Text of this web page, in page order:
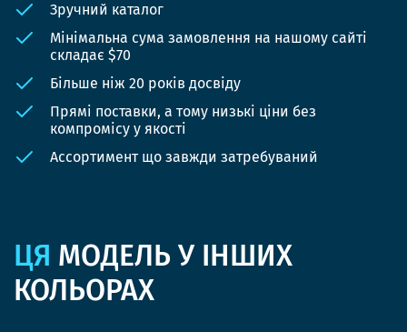
Зручний каталог
Мінімальна сума замовлення на нашому сайті
складає $70
Більше ніж 20 років досвіду
Прямі поставки, а тому низькі ціни без
компромісу у якості
Ассортимент що завжди затребуваний
ЦЯ МОДЕЛЬ У ІНШИХ
КОЛЬОРАХ